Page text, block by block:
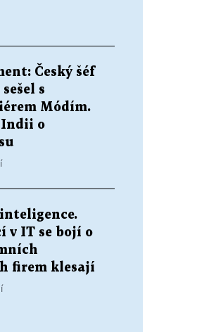
Český šéf
s
Módím.
Indii o
v IT se bojí o
firem klesají